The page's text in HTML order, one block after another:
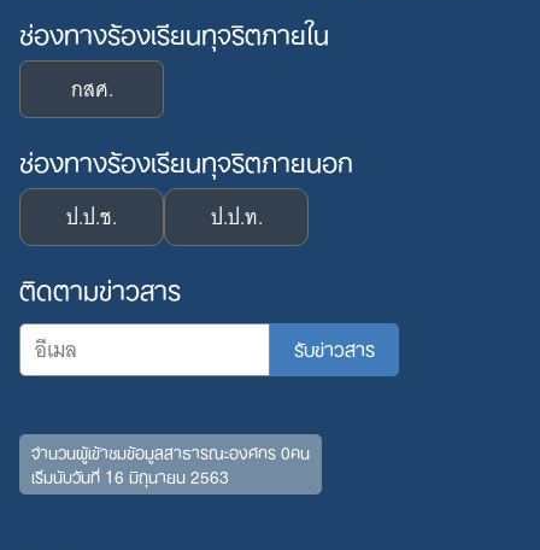
for:
ช่องทางร้องเรียนทุจริตภายใน
กสศ.
ช่องทางร้องเรียนทุจริตภายนอก
ป.ป.ช. ป.ป.ท.
ติดตามข่าวสาร
จำนวนผู้เข้าชมข้อมูลสาธารณะองค์กร 0คน
เริ่มนับวันที่ 16 มิถุนายน 2563